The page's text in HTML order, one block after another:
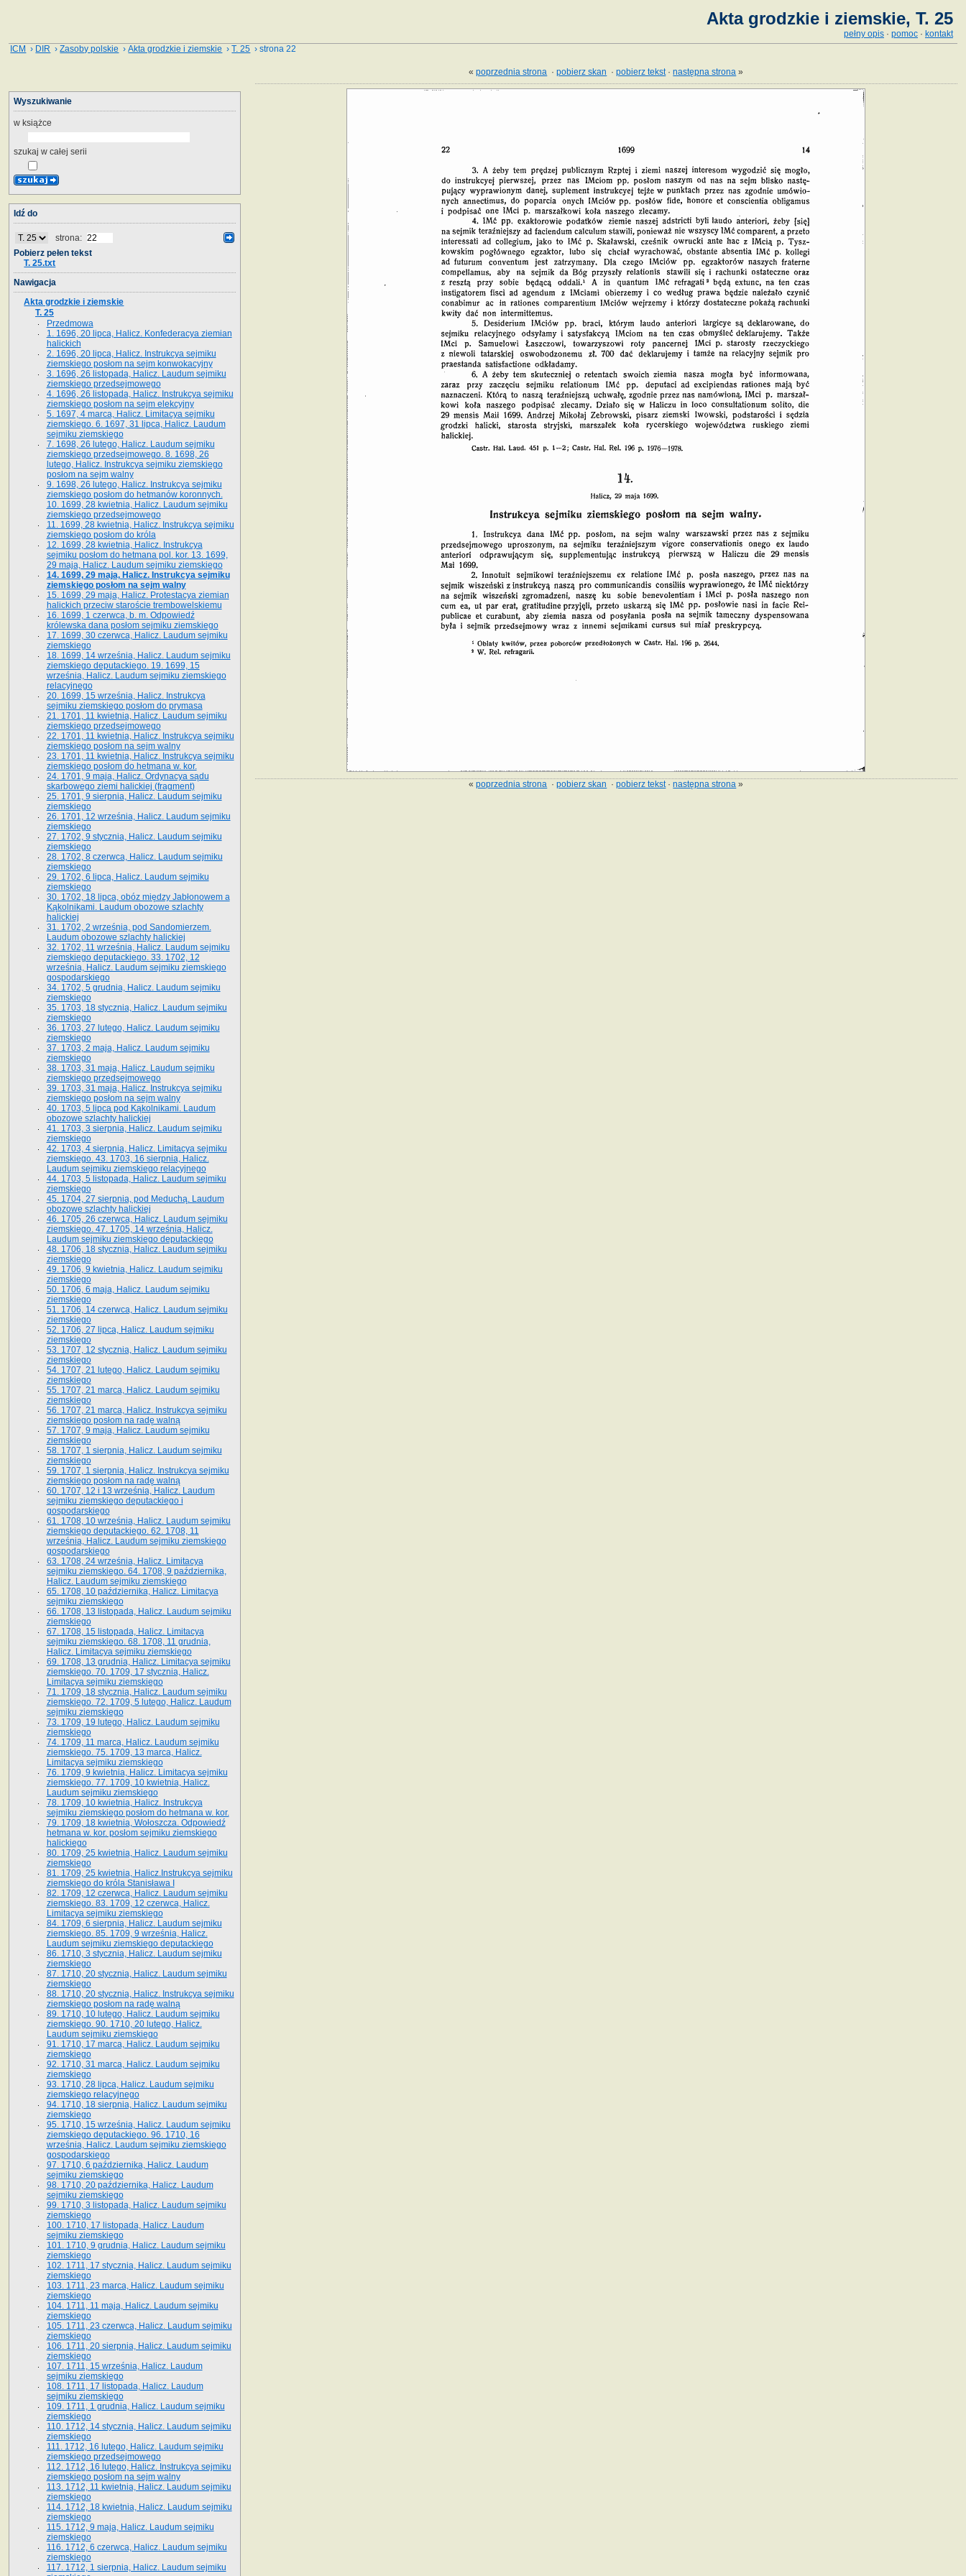
Akta grodzkie i ziemskie, T. 25
pełny opis · pomoc · kontakt
ICM › DIR ›Zasoby polskie ›Akta grodzkie i ziemskie ›T. 25 › strona 22
«poprzednia strona ·pobierz skan ·pobierz tekst·następna strona »
«poprzednia strona ·pobierz skan ·pobierz tekst·następna strona »
Wyszukiwanie
w książce
szukaj w całej serii
Idź do
strona:
Pobierz pełen tekst
T. 25.txt
Nawigacja
Akta grodzkie i ziemskie
T. 25
Przedmowa
1. 1696, 20 lipca, Halicz. Konfederacya ziemian
halickich
2. 1696, 20 lipca, Halicz. Instrukcya sejmiku
ziemskiego posłom na sejm konwokacyjny
3. 1696, 26 listopada, Halicz. Laudum sejmiku
ziemskiego przedsejmowego
4. 1696, 26 listopada, Halicz. Instrukcya sejmiku
ziemskiego posłom na sejm elekcyjny
5. 1697, 4 marca, Halicz. Limitacya sejmiku
ziemskiego. 6. 1697, 31 lipca, Halicz. Laudum
sejmiku ziemskiego
7. 1698, 26 lutego, Halicz. Laudum sejmiku
ziemskiego przedsejmowego. 8. 1698, 26
lutego, Halicz. Instrukcya sejmiku ziemskiego
posłom na sejm walny
9. 1698, 26 lutego, Halicz. Instrukcya sejmiku
ziemskiego posłom do hetmanów koronnych.
10. 1699, 28 kwietnia, Halicz. Laudum sejmiku
ziemskiego przedsejmowego
11. 1699, 28 kwietnia, Halicz. Instrukcya sejmiku
ziemskiego posłom do króla
12. 1699, 28 kwietnia, Halicz. Instrukcya
sejmiku posłom do hetmana pol. kor. 13. 1699,
29 maja, Halicz. Laudum sejmiku ziemskiego
14. 1699, 29 maja, Halicz. Instrukcya sejmiku
ziemskiego posłom na sejm walny
15. 1699, 29 maja, Halicz. Protestacya ziemian
halickich przeciw staroście trembowelskiemu
16. 1699, 1 czerwca, b. m. Odpowiedź
królewska dana posłom sejmiku ziemskiego
17. 1699, 30 czerwca, Halicz. Laudum sejmiku
ziemskiego
18. 1699, 14 września, Halicz. Laudum sejmiku
ziemskiego deputackiego. 19. 1699, 15
września, Halicz. Laudum sejmiku ziemskiego
relacyjnego
20. 1699, 15 września, Halicz. Instrukcya
sejmiku ziemskiego posłom do prymasa
21. 1701, 11 kwietnia, Halicz. Laudum sejmiku
ziemskiego przedsejmowego
22. 1701, 11 kwietnia, Halicz. Instrukcya sejmiku
ziemskiego posłom na sejm walny
23. 1701, 11 kwietnia, Halicz. Instrukcya sejmiku
ziemskiego posłom do hetmana w. kor.
24. 1701, 9 maja, Halicz. Ordynacya sądu
skarbowego ziemi halickiej (fragment)
25. 1701, 9 sierpnia, Halicz. Laudum sejmiku
ziemskiego
26. 1701, 12 września, Halicz. Laudum sejmiku
ziemskiego
27. 1702, 9 stycznia, Halicz. Laudum sejmiku
ziemskiego
28. 1702, 8 czerwca, Halicz. Laudum sejmiku
ziemskiego
29. 1702, 6 lipca, Halicz. Laudum sejmiku
ziemskiego
30. 1702, 18 lipca, obóz między Jabłonowem a
Kąkolnikami. Laudum obozowe szlachty
halickiej
31. 1702, 2 września, pod Sandomierzem.
Laudum obozowe szlachty halickiej
32. 1702, 11 września, Halicz. Laudum sejmiku
ziemskiego deputackiego. 33. 1702, 12
września, Halicz. Laudum sejmiku ziemskiego
gospodarskiego
34. 1702, 5 grudnia, Halicz. Laudum sejmiku
ziemskiego
35. 1703, 18 stycznia, Halicz. Laudum sejmiku
ziemskiego
36. 1703, 27 lutego, Halicz. Laudum sejmiku
ziemskiego
37. 1703, 2 maja, Halicz. Laudum sejmiku
ziemskiego
38. 1703, 31 maja, Halicz. Laudum sejmiku
ziemskiego przedsejmowego
39. 1703, 31 maja, Halicz. Instrukcya sejmiku
ziemskiego posłom na sejm walny
40. 1703, 5 lipca pod Kąkolnikami. Laudum
obozowe szlachty halickiej
41­. 1703, 3 sierpnia, Halicz. Laudum sejmiku
ziemskiego
42. 1703, 4 sierpnia, Halicz. Limitacya sejmiku
ziemskiego. 43. 1703, 16 sierpnia, Halicz.
Laudum sejmiku ziemskiego relacyjnego
44. 1703, 5 listopada, Halicz. Laudum sejmiku
ziemskiego
45. 1704, 27 sierpnia, pod Meduchą. Laudum
obozowe szlachty halickiej
46. 1705, 26 czerwca, Halicz. Laudum sejmiku
ziemskiego. 47. 1705, 14 września, Halicz.
Laudum sejmiku ziemskiego deputackiego
48. 1706, 18 stycznia, Halicz. Laudum sejmiku
ziemskiego
49. 1706, 9 kwietnia, Halicz. Laudum sejmiku
ziemskiego
50. 1706, 6 maja, Halicz. Laudum sejmiku
ziemskiego
51. 1706, 14 czerwca, Halicz. Laudum sejmiku
ziemskiego
52. 1706, 27 lipca, Halicz. Laudum sejmiku
ziemskiego
53. 1707, 12 stycznia, Halicz. Laudum sejmiku
ziemskiego
54. 1707, 21 lutego, Halicz. Laudum sejmiku
ziemskiego
55. 1707, 21 marca, Halicz. Laudum sejmiku
ziemskiego
56. 1707, 21 marca, Halicz. Instrukcya sejmiku
ziemskiego posłom na radę walną
57. 1707, 9 maja, Halicz. Laudum sejmiku
ziemskiego
58. 1707, 1 sierpnia, Halicz. Laudum sejmiku
ziemskiego
59. 1707, 1 sierpnia, Halicz. Instrukcya sejmiku
ziemskiego posłom na radę walną
60. 1707, 12 i 13 września, Halicz. Laudum
sejmiku ziemskiego deputackiego i
gospodarskiego
61. 1708, 10 września, Halicz. Laudum sejmiku
ziemskiego deputackiego. 62. 1708, 11
września, Halicz. Laudum sejmiku ziemskiego
gospodarskiego
63. 1708, 24 września, Halicz. Limitacya
sejmiku ziemskiego. 64. 1708, 9 października,
Halicz. Laudum sejmiku ziemskiego
65­. 1708, 10 października, Halicz. Limitacya
sejmiku ziemskiego
66. 1708, 13 listopada, Halicz. Laudum sejmiku
ziemskiego
67. 1708, 15 listopada, Halicz. Limitacya
sejmiku ziemskiego. 68. 1708, 11 grudnia,
Halicz. Limitacya sejmiku ziemskiego
69. 1708, 13 grudnia, Halicz. Limitacya sejmiku
ziemskiego. 70. 1709, 17 stycznia, Halicz.
Limitacya sejmiku ziemskiego
71. 1709, 18 stycznia, Halicz. Laudum sejmiku
ziemskiego. 72. 1709, 5 lutego, Halicz. Laudum
sejmiku ziemskiego
73. 1709, 19 lutego, Halicz. Laudum sejmiku
ziemskiego
74. 1709, 11 marca, Halicz. Laudum sejmiku
ziemskiego. 75. 1709, 13 marca, Halicz.
Limitacya sejmiku ziemskiego
76. 1709, 9 kwietnia, Halicz. Limitacya sejmiku
ziemskiego. 77. 1709, 10 kwietnia, Halicz.
Laudum sejmiku ziemskiego
78. 1709, 10 kwietnia, Halicz. Instrukcya
sejmiku ziemskiego posłom do hetmana w. kor.
79. 1709, 18 kwietnia, Wołoszcza. Odpowiedź
hetmana w. kor. posłom sejmiku ziemskiego
halickiego
80. 1709, 25 kwietnia, Halicz. Laudum sejmiku
ziemskiego
81. 1709, 25 kwietnia, Halicz.Instrukcya sejmiku
ziemskiego do króla Stanisława I
82. 1709, 12 czerwca, Halicz. Laudum sejmiku
ziemskiego. 83. 1709, 12 czerwca, Halicz.
Limitacya sejmiku ziemskiego
84. 1709, 6 sierpnia, Halicz. Laudum sejmiku
ziemskiego. 85. 1709, 9 września, Halicz.
Laudum sejmiku ziemskiego deputackiego
86. 1710, 3 stycznia, Halicz. Laudum sejmiku
ziemskiego
87. 1710, 20 stycznia, Halicz. Laudum sejmiku
ziemskiego
88. 1710, 20 stycznia, Halicz. Instrukcya sejmiku
ziemskiego posłom na radę walną
89. 1710, 10 lutego, Halicz. Laudum sejmiku
ziemskiego. 90. 1710, 20 lutego, Halicz.
Laudum sejmiku ziemskiego
91. 1710, 17 marca, Halicz. Laudum sejmiku
ziemskiego
92. 1710, 31 marca, Halicz. Laudum sejmiku
ziemskiego
93. 1710, 28 lipca, Halicz. Laudum sejmiku
ziemskiego relacyjnego
94. 1710, 18 sierpnia, Halicz. Laudum sejmiku
ziemskiego
95. 1710, 15 września, Halicz. Laudum sejmiku
ziemskiego deputackiego. 96. 1710, 16
września, Halicz. Laudum sejmiku ziemskiego
gospodarskiego
97. 1710, 6 października, Halicz. Laudum
sejmiku ziemskiego
98. 1710, 20 października, Halicz. Laudum
sejmiku ziemskiego
99. 1710, 3 listopada, Halicz. Laudum sejmiku
ziemskiego
100. 1710, 17 listopada, Halicz. Laudum
sejmiku ziemskiego
101. 1710, 9 grudnia, Halicz. Laudum sejmiku
ziemskiego
102. 1711, 17 stycznia, Halicz. Laudum sejmiku
ziemskiego
103. 1711, 23 marca, Halicz. Laudum sejmiku
ziemskiego
104. 1711, 11 maja, Halicz. Laudum sejmiku
ziemskiego
105. 1711, 23 czerwca, Halicz. Laudum sejmiku
ziemskiego
106. 1711, 20 sierpnia, Halicz. Laudum sejmiku
ziemskiego
107. 1711, 15 września, Halicz. Laudum
sejmiku ziemskiego
108. 1711, 17 listopada, Halicz. Laudum
sejmiku ziemskiego
109. 1711, 1 grudnia, Halicz. Laudum sejmiku
ziemskiego
110. 1712, 14 stycznia, Halicz. Laudum sejmiku
ziemskiego
111. 1712, 16 lutego, Halicz. Laudum sejmiku
ziemskiego przedsejmowego
112. 1712, 16 lutego, Halicz. Instrukcya sejmiku
ziemskiego posłom na sejm walny
113. 1712, 11 kwietnia, Halicz. Laudum sejmiku
ziemskiego
114. 1712, 18 kwietnia, Halicz. Laudum sejmiku
ziemskiego
115. 1712, 9 maja, Halicz. Laudum sejmiku
ziemskiego
116. 1712, 6 czerwca, Halicz. Laudum sejmiku
ziemskiego
117. 1712, 1 sierpnia, Halicz. Laudum sejmiku